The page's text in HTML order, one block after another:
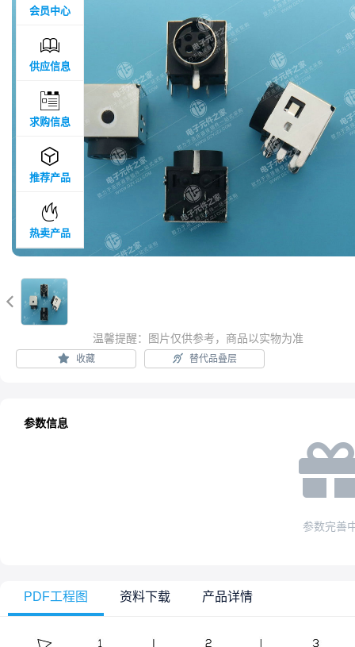

温馨提醒：图片仅供参考，商品以实物为准
收藏 替代品叠层
参数信息
参数完善
PDF工程图 资料下载 产品详情
会员中心

供应信息

求购信息

推荐产品

热卖产品